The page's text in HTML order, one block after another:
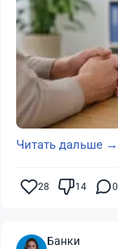
Читать дальше →
28 14 0
Банки